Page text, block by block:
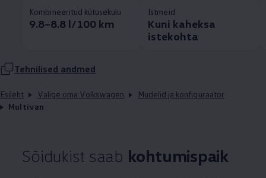
Kombineeritud kütusekulu
9.8–8.8 l/100 km
Istmeid
Kuni kaheksa
istekohta
Tehnilised andmed
Esileht Valige oma Volkswagen
Mudelid ja konfiguraator
Multivan
Sõidukist saab kohtumispaik